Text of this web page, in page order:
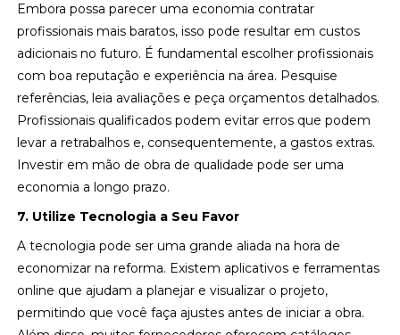
Embora possa parecer uma economia contratar
profissionais mais baratos, isso pode resultar em custos
adicionais no futuro. É fundamental escolher profissionais
com boa reputação e experiência na área. Pesquise
referências, leia avaliações e peça orçamentos detalhados.
Profissionais qualificados podem evitar erros que podem
levar a retrabalhos e, consequentemente, a gastos extras.
Investir em mão de obra de qualidade pode ser uma
economia a longo prazo.
7. Utilize Tecnologia a Seu Favor
A tecnologia pode ser uma grande aliada na hora de
economizar na reforma. Existem aplicativos e ferramentas
online que ajudam a planejar e visualizar o projeto,
permitindo que você faça ajustes antes de iniciar a obra.